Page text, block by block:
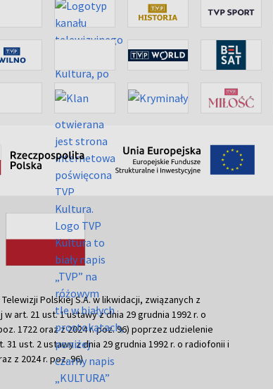
Polskiej S.A. w likwidacji, związanych z
art. 21 ust. 1 ustawy z dnia 29 grudnia 1992 r. o
1722 oraz z 2024 r. poz. 96) poprzez udzielenie
ust. 2 ustawy z dnia 29 grudnia 1992 r. o radiofonii i
z 2024 r. poz. 96)